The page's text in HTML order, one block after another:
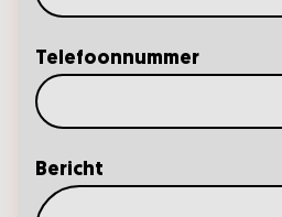
Telefoonnummer
Bericht